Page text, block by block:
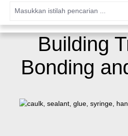
Building
Bonding